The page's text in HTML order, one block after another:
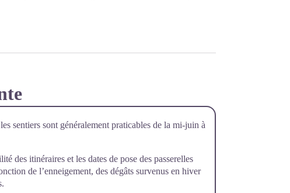
sentiers sont généralement praticables de la mi-juin à
des itinéraires et les dates de pose des passerelles
de l’enneigement, des dégâts survenus en hiver